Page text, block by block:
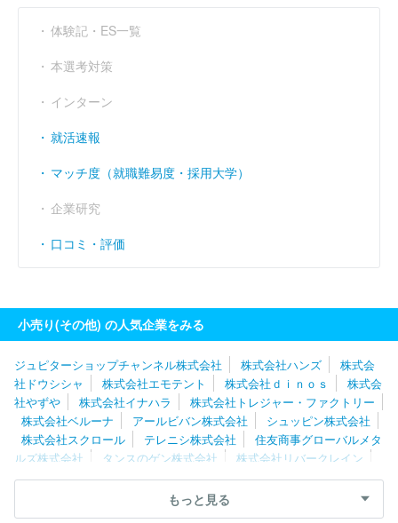
営業利益率 （％）
経常利益率 （％）
体験記・ES一覧
本選考対策
インターン
就活速報
マッチ度（就職難易度・採用大学）
企業研究
口コミ・評価
小売り(その他) の人気企業をみる
ジュピターショップチャンネル株式会社 株式会社ハンズ
株式会
社ドウシシャ
株式会社エモテント 株式会社ｄｉｎｏｓ
株式会
社やずや
株式会社イナハラ
株式会社トレジャー・ファクトリー
株式会社ベルーナ
アールビバン株式会社
シュッピン株式会社
株式会社スクロール
テレニシ株式会社
住友商事グローバルメタ
ルズ株式会社
タンスのゲン株式会社
株式会社リバークレイン
株式会社はぴねすくらぶ
株式会社大一商会
株式会社日本テレメ
株式会社アスパーク 株式会社オーダーチーズ
株式会
社郵便局物販サービス
もっと見る